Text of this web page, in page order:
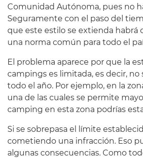
Comunidad Autónoma, pues no
Seguramente con el paso del
que este estilo se extienda habrá
una norma común para todo el
El problema aparece por que la
campings es limitada, es decir, no
todo el año. Por ejemplo, en la
una de las cuales se permite
camping en esta zona podrías
Si se sobrepasa el límite
cometiendo una infracción. Eso
algunas consecuencias. Como